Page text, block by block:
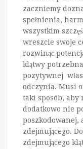
zaczniemy
spełnienia,
wszystkim
wreszcie swoje
rozwinąć
klątwy
pozytywnej
odczynia. Musi
taki sposób,
dodatkowo nie
poszkodowanej,
zdejmującego.
zdejmującego